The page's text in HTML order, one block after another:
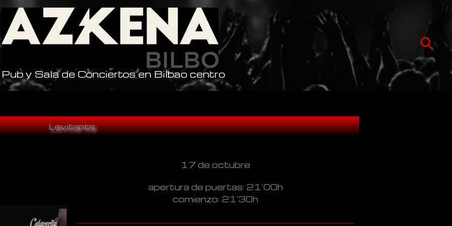
Pub y Sala de Conciertos en Bilbao centro
Levitants
17 de octubre
apertura de puertas: 21’00h
comienzo: 21’30h